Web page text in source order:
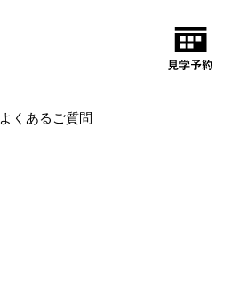
よくあるご質問